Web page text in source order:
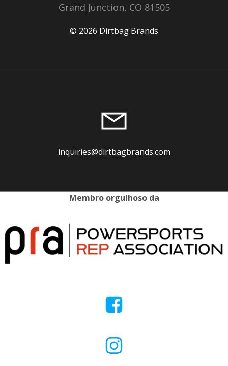
Grand Junction, CO 81505
© 2026 Dirtbag Brands
inquiries@dirtbagbrands.com
Membro orgulhoso da